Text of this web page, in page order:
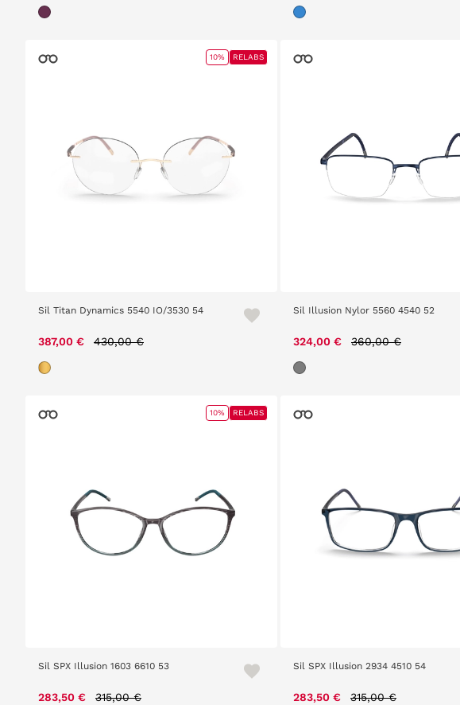
Sil Titan Dynamics 5540 IO/3530 54
387,00 € Price reduced from
430,00 €
10% RELABS
Sil Illusion Nylor 5560 4540 52
324,00 € Price reduced from
360,00 €
Sil SPX Illusion 1603 6610 53
283,50 € Price reduced from
315,00 €
10% RELABS
Sil SPX Illusion 2934 4510 54
283,50 € Price reduced from
315,00 €